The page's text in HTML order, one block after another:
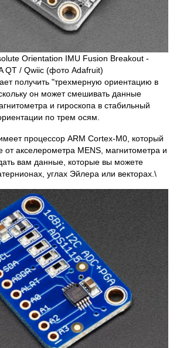
Orientation IMU Fusion Breakout -
QT / Qwiic (фото Adafruit)
получить "трехмерную ориентацию в
он может смешивать данные
и гироскопа в стабильный
по трем осям.
процессор ARM Cortex-M0, который
акселерометра MENS, магнитометра и
вам данные, которые вы можете
углах Эйлера или векторах.\